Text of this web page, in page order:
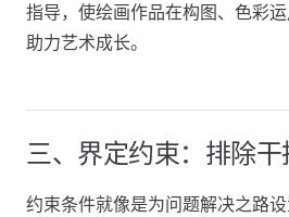
指导，使绘画作品在构图、色彩
助力艺术成长。
三、界定约束：排除
约束条件就像是为问题解决之路